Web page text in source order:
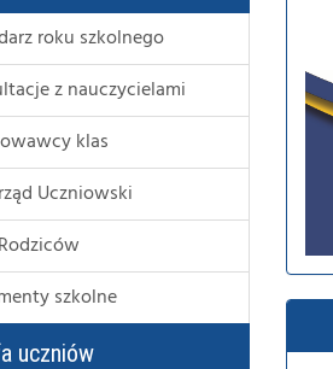
roku szkolnego
z nauczycielami
klas
Uczniowski
szkolne
uczniów